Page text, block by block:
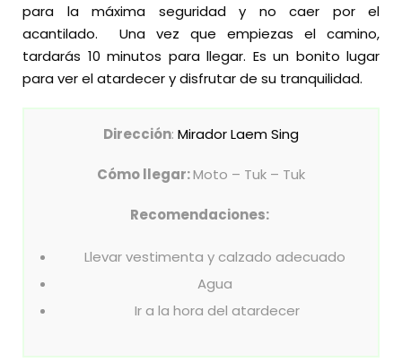
para la máxima seguridad y no caer por el
acantilado. Una vez que empiezas el camino,
tardarás 10 minutos para llegar. Es un bonito lugar
para ver el atardecer y disfrutar de su tranquilidad.
Dirección: Mirador Laem Sing
Cómo llegar:Moto – Tuk – Tuk
Recomendaciones:
Llevar vestimenta y calzado adecuado
Agua
Ir a la hora del atardecer